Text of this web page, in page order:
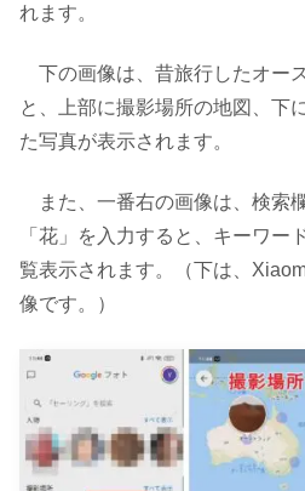
れます。
下の画像は、昔旅行したオー
と、上部に撮影場所の地図、下
た写真が表示されます。
また、一番右の画像は、検索
「花」を入力すると、キーワー
覧表示されます。（下は、
像です。）